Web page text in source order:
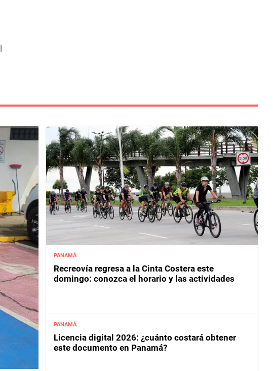
PANAMÁ
Recreovía regresa a la Cinta Costera este
domingo: conozca el horario y las actividades
PANAMÁ
Licencia digital 2026: ¿cuánto costará obtener
este documento en Panamá?